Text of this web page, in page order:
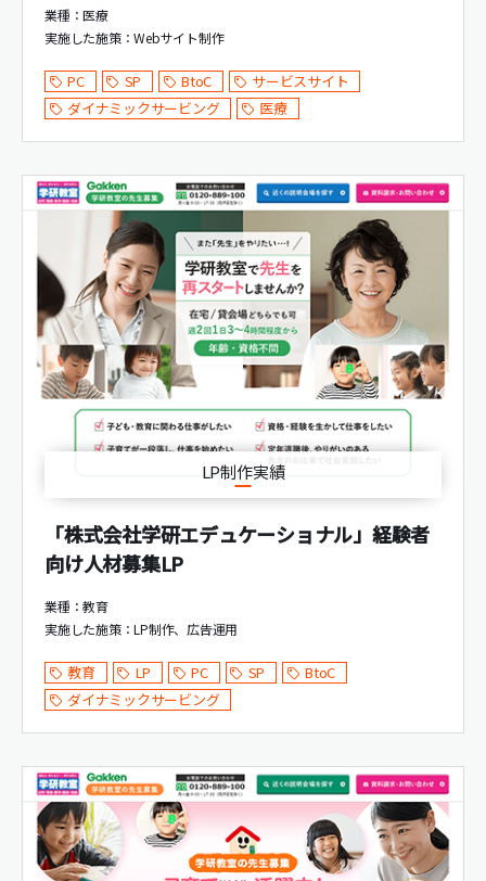
業種：医療
実施した施策：Webサイト制作
PC SP BtoC
サービスサイト
ダイナミックサービング
医療
LP制作実績
「株式会社学研エデュケーショナル」経験者
向け人材募集LP
業種：教育
実施した施策：LP制作 広告運用
教育 LP PC SP
BtoC
ダイナミックサービング